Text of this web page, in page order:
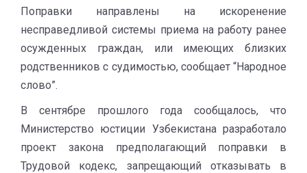
Поправки направлены на искоренение
несправедливой системы приема на работу ранее
осужденных граждан, или имеющих близких
родственников с судимостью, сообщает “Народное
слово”.
В сентябре прошлого года сообщалось, что
Министерство юстиции Узбекистана разработало
проект закона предполагающий поправки в
Трудовой кодекс, запрещающий отказывать в